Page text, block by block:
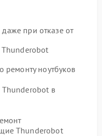
даже при отказе от
Thunderobot
ремонту ноутбуков
Thunderobot в
Thunderobot